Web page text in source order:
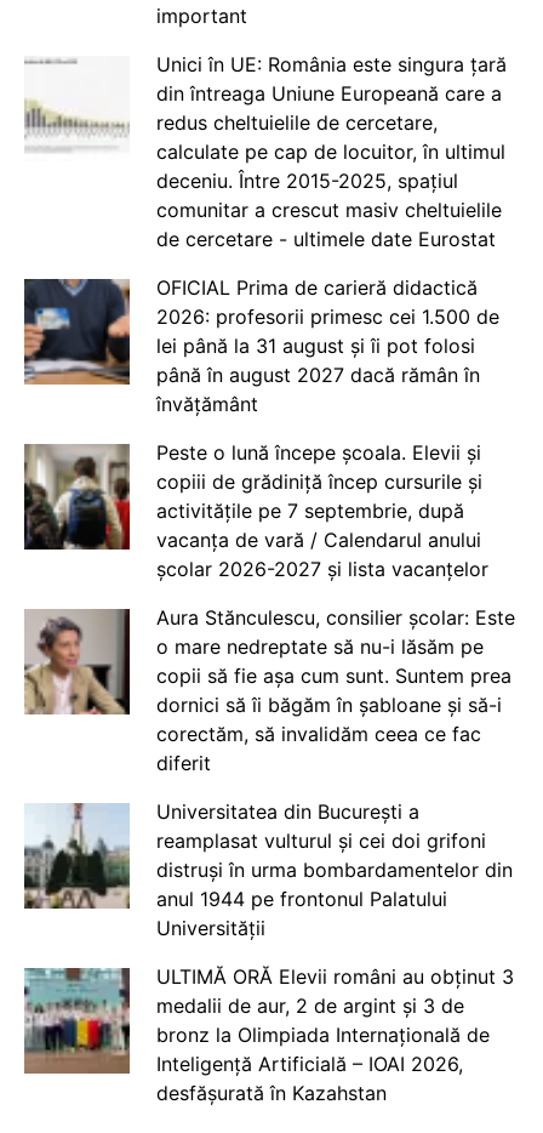
important
Unici în UE: România este singura țară
din întreaga Uniune Europeană care a
redus cheltuielile de cercetare,
calculate pe cap de locuitor, în ultimul
deceniu. Între 2015-2025, spațiul
comunitar a crescut masiv cheltuielile
de cercetare - ultimele date Eurostat
OFICIAL Prima de carieră didactică
2026: profesorii primesc cei 1.500 de
lei până la 31 august și îi pot folosi
până în august 2027 dacă rămân în
învățământ
Peste o lună începe școala. Elevii și
copiii de grădiniță încep cursurile și
activitățile pe 7 septembrie, după
vacanța de vară / Calendarul anului
școlar 2026-2027 și lista vacanțelor
Aura Stănculescu, consilier școlar: Este
o mare nedreptate să nu-i lăsăm pe
copii să fie așa cum sunt. Suntem prea
dornici să îi băgăm în șabloane și să-i
corectăm, să invalidăm ceea ce fac
diferit
Universitatea din București a
reamplasat vulturul și cei doi grifoni
distruși în urma bombardamentelor din
anul 1944 pe frontonul Palatului
Universității
ULTIMĂ ORĂ Elevii români au obținut 3
medalii de aur, 2 de argint și 3 de
bronz la Olimpiada Internațională de
Inteligență Artificială – IOAI 2026,
desfășurată în Kazahstan